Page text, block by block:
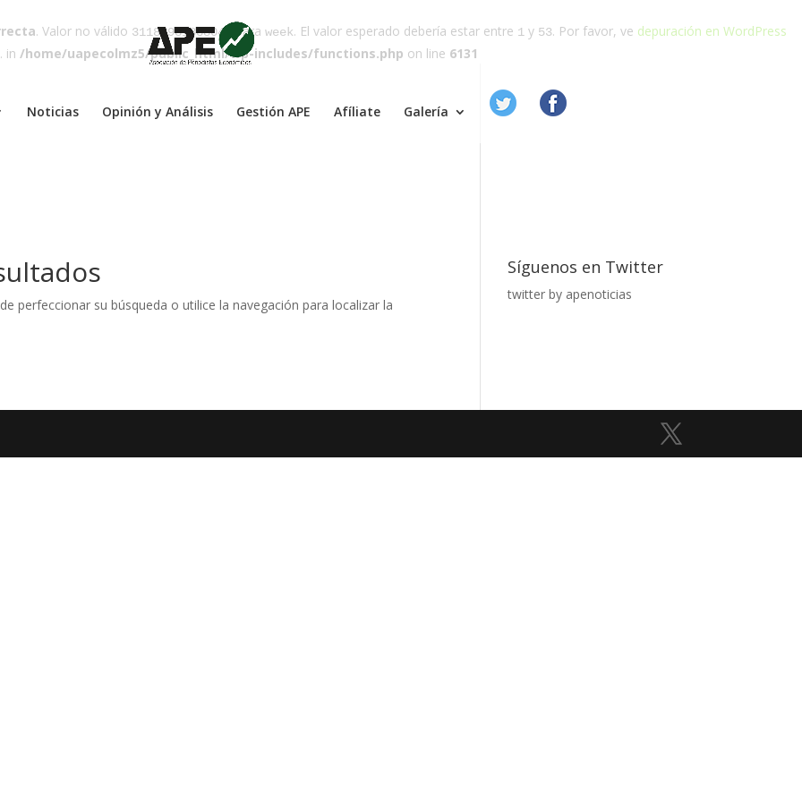
. Valor no válido 31187931838042 para week. El valor esperado debería estar entre 1 y 53. Por favor, ve depuración en WordPress
in /home/uapecolmz5/public_html/wp-includes/functions.php on line 6131
Noticias Opinión y Análisis Gestión APE Afíliate Galería
perfeccionar su búsqueda o utilice la navegación para localizar la
Síguenos en Twitter
twitter by apenoticias